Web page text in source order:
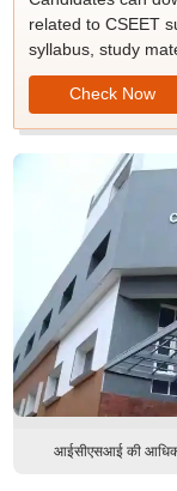
related to CSEET
syllabus, study
Check Now
आईसीएसआई की